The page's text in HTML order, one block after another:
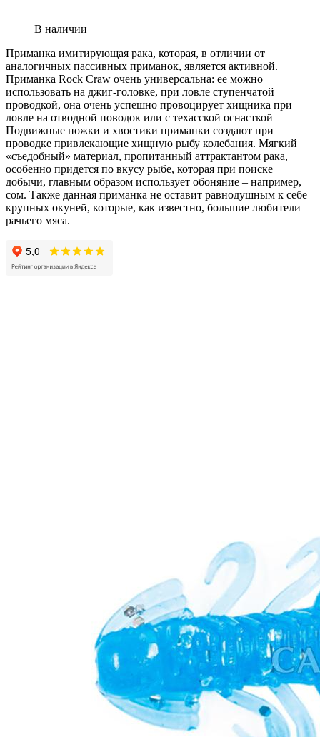
В наличии
Приманка имитирующая рака, которая, в отличии от
аналогичных пассивных приманок, является активной.
Приманка Rock Craw очень универсальна: ее можно
использовать на джиг-головке, при ловле ступенчатой
проводкой, она очень успешно провоцирует хищника при
ловле на отводной поводок или с техасской оснасткой
Подвижные ножки и хвостики приманки создают при
проводке привлекающие хищную рыбу колебания. Мягкий
«съедобный» материал, пропитанный аттрактантом рака,
особенно придется по вкусу рыбе, которая при поиске
добычи, главным образом использует обоняние – например,
сом. Также данная приманка не оставит равнодушным к себе
крупных окуней, которые, как известно, большие любители
рачьего мяса.